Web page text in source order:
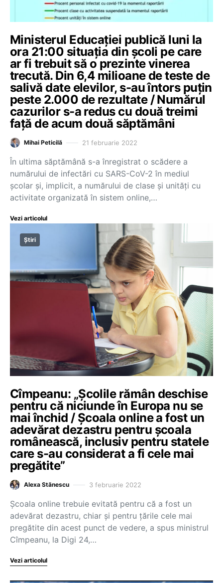
Ministerul Educației publică luni la
ora 21:00 situația din școli pe care
ar fi trebuit să o prezinte vinerea
trecută. Din 6,4 milioane de teste de
salivă date elevilor, s-au întors puțin
peste 2.000 de rezultate / Numărul
cazurilor s-a redus cu două treimi
față de acum două săptămâni
Mihai Peticilă 21 februarie 2022
În ultima săptămână s-a înregistrat o scădere a
numărului de infectări cu SARS-CoV-2 în mediul
școlar și, implicit, a numărului de clase și unități cu
activitate organizată în sistem online,…
Vezi articolul
Știri
Cîmpeanu: „Școlile rămân deschise
pentru că niciunde în Europa nu se
mai închid / Școala online a fost un
adevărat dezastru pentru școala
românească, inclusiv pentru statele
care s-au considerat a fi cele mai
pregătite”
Alexa Stănescu 3 februarie 2022
Școala online trebuie evitată pentru că a fost un
adevărat dezastru, chiar și pentru țările cele mai
pregătite din acest punct de vedere, a spus ministrul
Cîmpeanu, la Digi 24,…
Vezi articolul